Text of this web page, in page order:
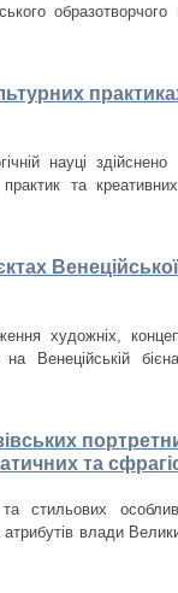
науці
та
художніх,
на Венеційській
та
стильових
влади